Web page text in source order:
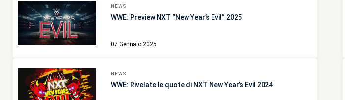
NEWS
WWE: Preview NXT “New Year’s Evil” 2025
07 Gennaio 2025
NEWS
WWE: Rivelate le quote di NXT New Year’s Evil 2024